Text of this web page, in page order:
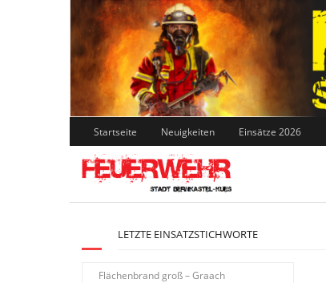
Skip
to
content
Startseite Neuigkeiten Einsätze 2026
LETZTE EINSATZSTICHWORTE
Flächenbrand groß – Graach